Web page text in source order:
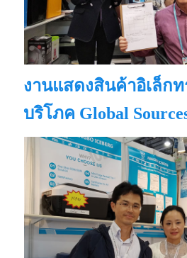
งานแสดงสินค้าอิเล็ก
บริโภค Global